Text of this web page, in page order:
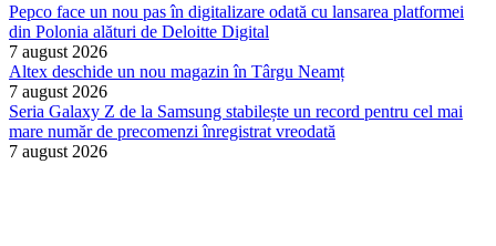
Pepco face un nou pas în digitalizare odată cu lansarea platformei
din Polonia alături de Deloitte Digital
7 august 2026
Altex deschide un nou magazin în Târgu Neamț
7 august 2026
Seria Galaxy Z de la Samsung stabilește un record pentru cel mai
mare număr de precomenzi înregistrat vreodată
7 august 2026